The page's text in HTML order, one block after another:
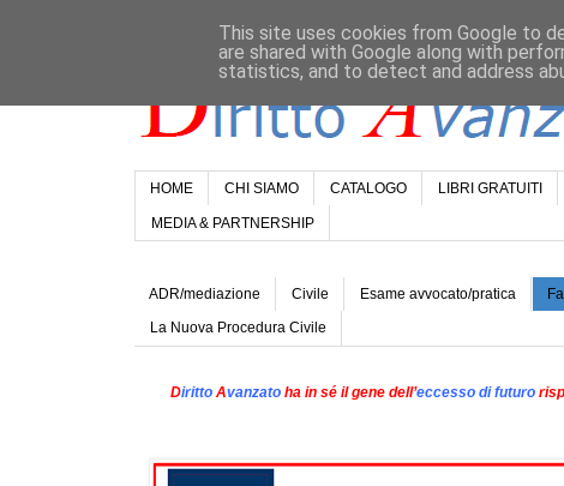
HOME CHI SIAMO CATALOGO LIBRI GRATUITI
MEDIA & PARTNERSHIP
ADR/mediazione Civile Esame avvocato/pratica
La Nuova Procedura Civile
Diritto Avanzato ha in sé il gene dell’eccesso di futuro
This site uses cookies from Google to
are shared with Google along with
statistics, and to detect and address